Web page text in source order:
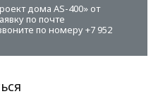
дома AS-400» от
по почте
по номеру +7 952